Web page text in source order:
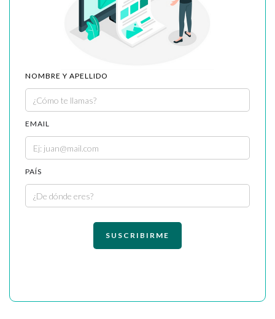
NOMBRE Y APELLIDO
EMAIL
PAÍS